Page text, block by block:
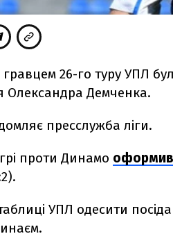
26-го туру УПЛ
Олександра Демченка.
пресслужба ліги.
проти Динамо
УПЛ одесити